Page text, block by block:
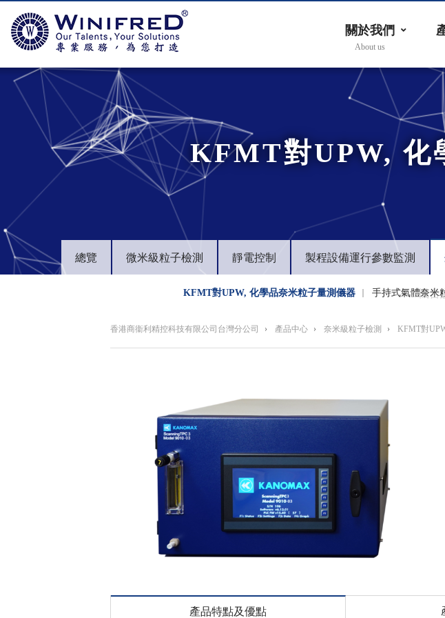
關於我們
KFMT對UPW, 化
總覽 微米級粒子檢測 靜電控制 製程設備運行參數監測
KFMT對UPW, 化學品奈米粒子量測儀器 手持式氣體奈米
機台
香港商衞利精控科技有限公司台灣分公司 › 產品中心 › 奈米級粒子檢測 › KFMT對
產品特點及優點